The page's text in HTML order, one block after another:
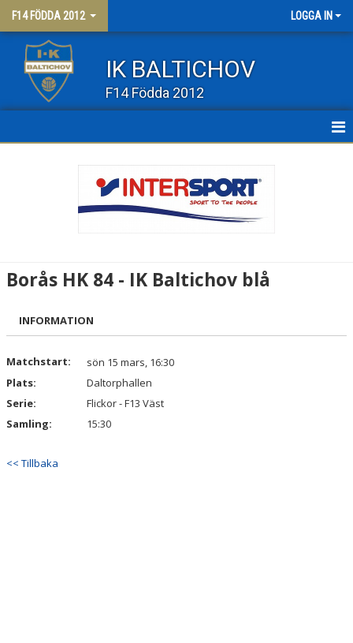
F14 FÖDDA 2012 LOGGA IN
IK BALTICHOV
F14 Födda 2012
BILDGALLERI
DOKUMENT
KONTAKT
Borås HK 84 - IK Baltichov blå
INFORMATION
Matchstart:
sön 15 mars, 16:30
Plats:
Daltorphallen
Serie:
Flickor - F13 Väst
Samling:
15:30
<< Tillbaka